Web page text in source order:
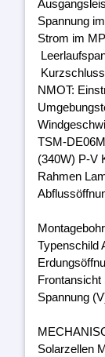
Spannung
Strom im
NMOT:
TSM-
(340W) P-V
Rahmen
Typenschild
Spannung
Solarzellen